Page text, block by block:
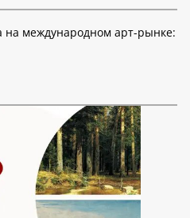
на международном арт-рынке: